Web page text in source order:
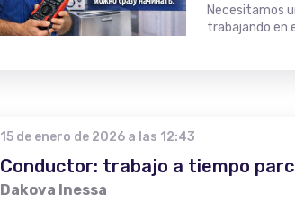
Necesitamos
trabajando en
15 de enero de 2026 a las 12:43
Conductor: trabajo a tiempo
Dakova Inessa